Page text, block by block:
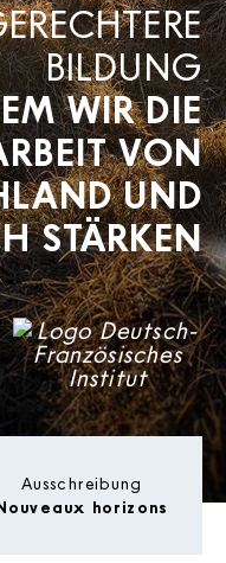
BILDUNG
WIR DIE
VON
UND
STÄRKEN
Ausschreibung
horizons